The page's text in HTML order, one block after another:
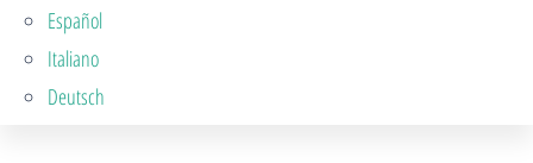
Español
Italiano
Deutsch